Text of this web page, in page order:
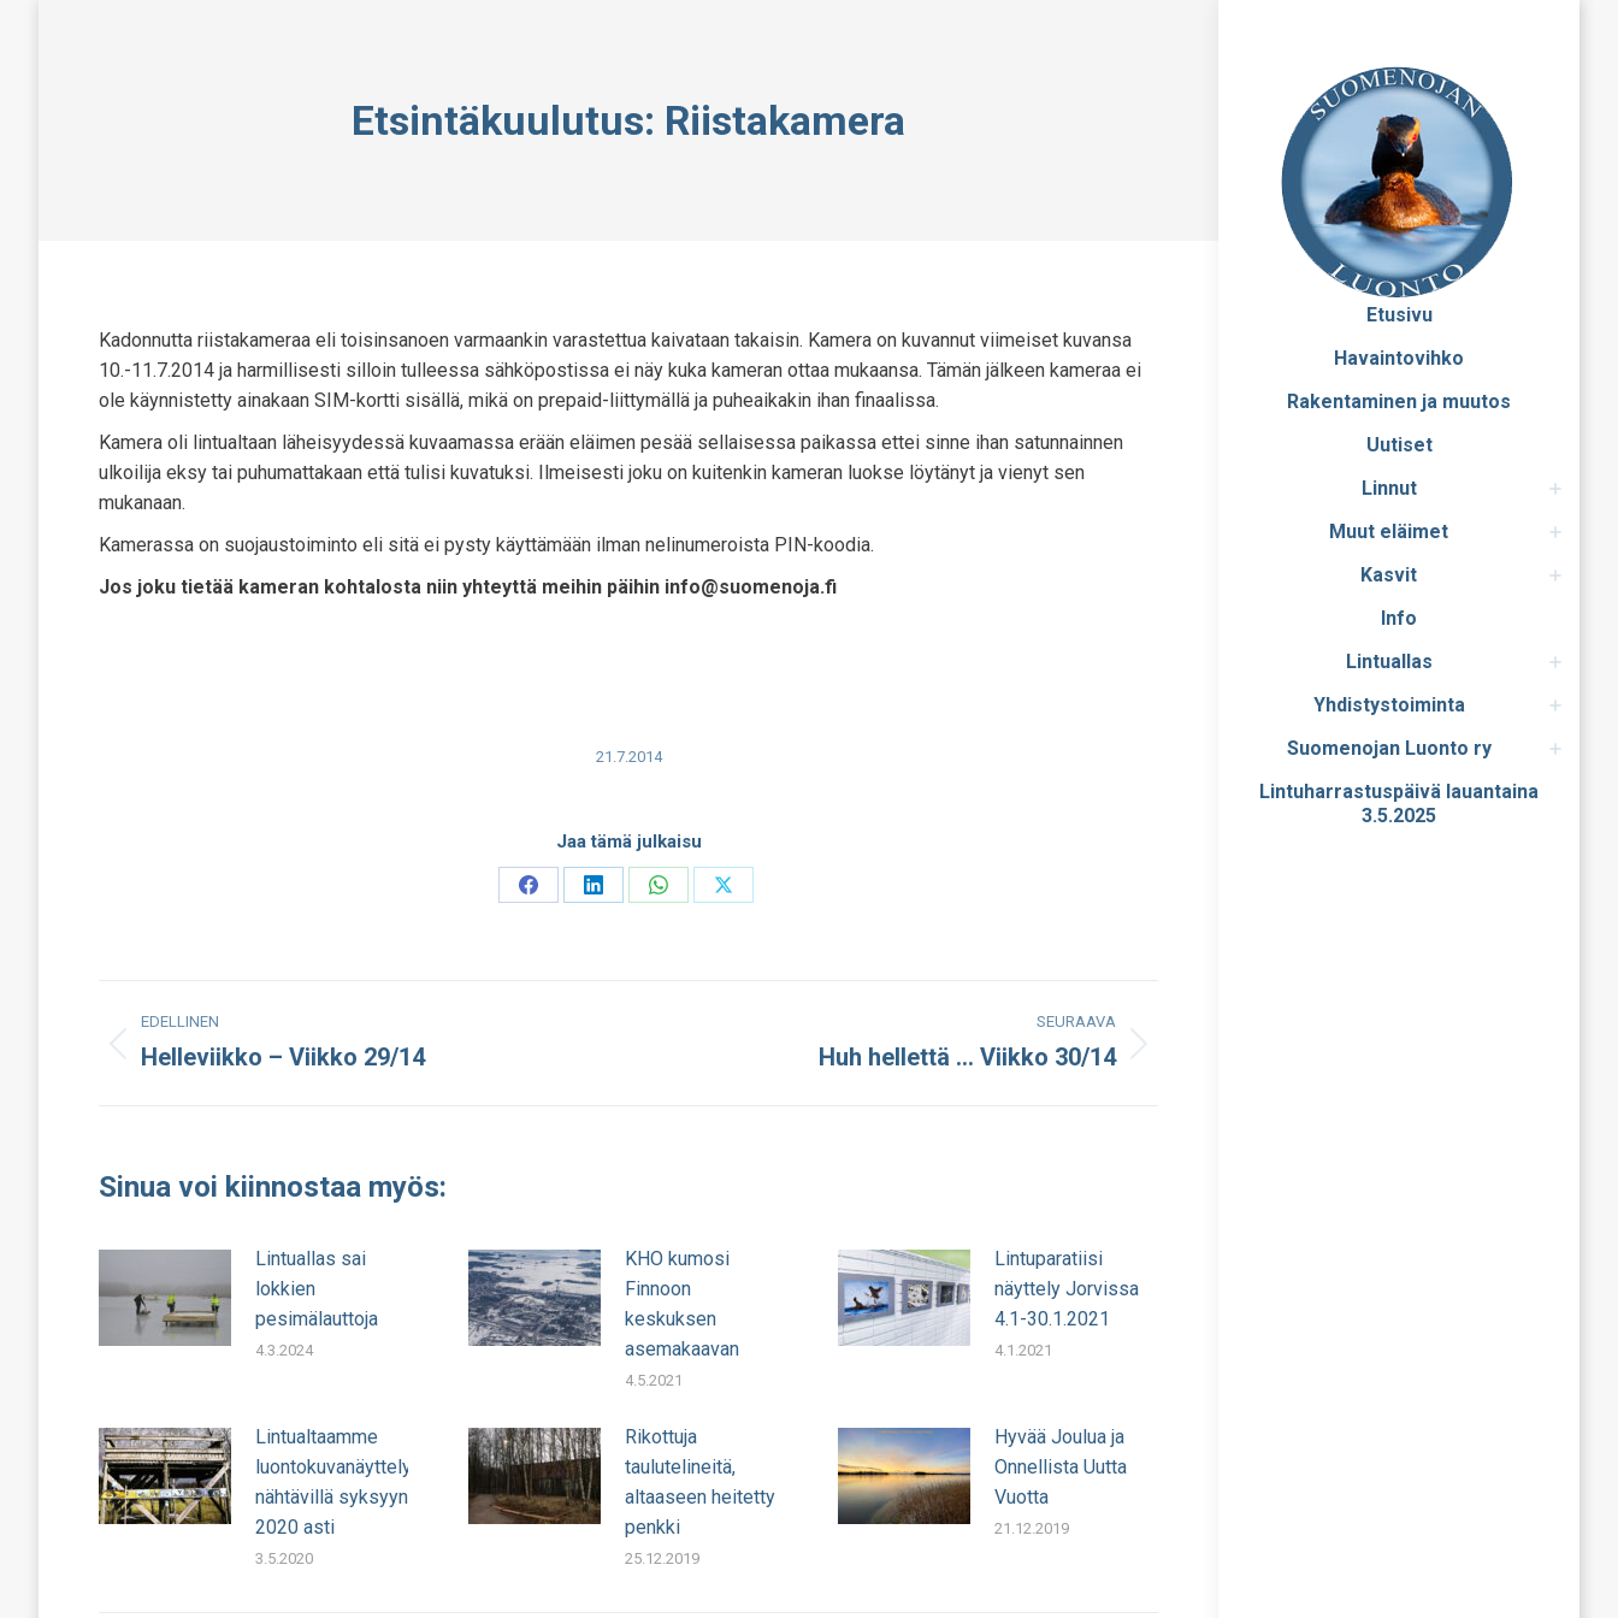
Etusivu
Havaintovihko
Rakentaminen ja muutos
Uutiset
Linnut
Muut eläimet
Kasvit
Info
Lintuallas
Yhdistystoiminta
Suomenojan Luonto ry
Lintuharrastuspäivä lauantaina
3.5.2025
Etsintäkuulutus: Riistakamera
Kadonnutta riistakameraa eli toisinsanoen varmaankin varastettua kaivataan takaisin. Kamera on kuvannut viimeiset kuvansa
10.-11.7.2014 ja harmillisesti silloin tulleessa sähköpostissa ei näy kuka kameran ottaa mukaansa. Tämän jälkeen kameraa ei
ole käynnistetty ainakaan SIM-kortti sisällä, mikä on prepaid-liittymällä ja puheaikakin ihan finaalissa.
Kamera oli lintualtaan läheisyydessä kuvaamassa erään eläimen pesää sellaisessa paikassa ettei sinne ihan satunnainnen
ulkoilija eksy tai puhumattakaan että tulisi kuvatuksi. Ilmeisesti joku on kuitenkin kameran luokse löytänyt ja vienyt sen
mukanaan.
Kamerassa on suojaustoiminto eli sitä ei pysty käyttämään ilman nelinumeroista PIN-koodia.
Jos joku tietää kameran kohtalosta niin yhteyttä meihin päihin info@suomenoja.fi
21.7.2014
Jaa tämä julkaisu
Share
Share
Share
Share
Post
navigation
EDELLINEN
Edellinen
Helleviikko – Viikko 29/14
SEURAAVA
Huh hellettä … Viikko 30/14
Sinua voi kiinnostaa myös:
Lintuallas sai
lokkien
pesimälauttoja
4.3.2024
KHO kumosi
Finnoon
keskuksen
asemakaavan
4.5.2021
Lintuparatiisi
näyttely Jorvissa
4.1-30.1.2021
4.1.2021
Lintualtaamme
luontokuvanäyttely
nähtävillä syksyyn
2020 asti
3.5.2020
Rikottuja
taulutelineitä,
altaaseen heitetty
penkki
25.12.2019
Hyvää Joulua ja
Onnellista Uutta
Vuotta
21.12.2019